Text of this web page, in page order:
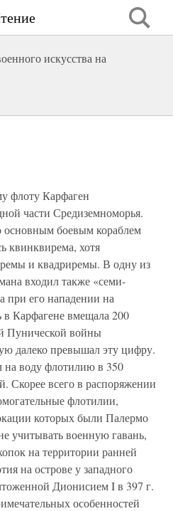
искусства на
флоту Карфаген
части Средиземноморья.
боевым кораблем
квинквирема, хотя
и квадриремы. В одну из
входил также «семи-
его нападении на
Карфагене вмещала 200
Пунической войны
далеко превышал эту цифру.
на воду флотилию в 350
Скорее всего в распоряжении
флотилии,
которых были Палермо
учитывать военную гавань,
на территории ранней
на острове у западного
Дионисием I в 397 г.
особенностей